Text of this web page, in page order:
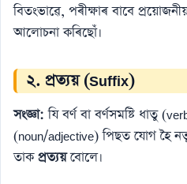
বিতংভাৱে, পৰীক্ষাৰ বাবে
আলোচনা কৰিছোঁ।
২. প্ৰত্যয় (Suffix)
সংজ্ঞা: যি বৰ্ণ বা বৰ্ণসমষ্টি ধাতু
(noun/adjective) পিছত যোগ হৈ
তাকপ্ৰত্যয়বোলে।